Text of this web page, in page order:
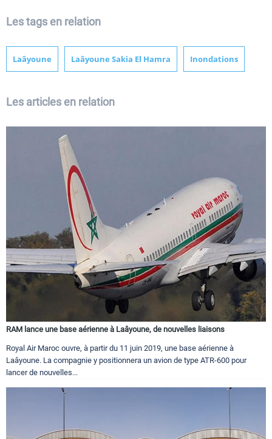
Les tags en relation
Laâyoune Laâyoune Sakia El Hamra Inondations
Les articles en relation
RAM lance une base aérienne à Laâyoune, de nouvelles liaisons
Royal Air Maroc ouvre, à partir du 11 juin 2019, une base aérienne à
Laâyoune. La compagnie y positionnera un avion de type ATR-600 pour
lancer de nouvelles...